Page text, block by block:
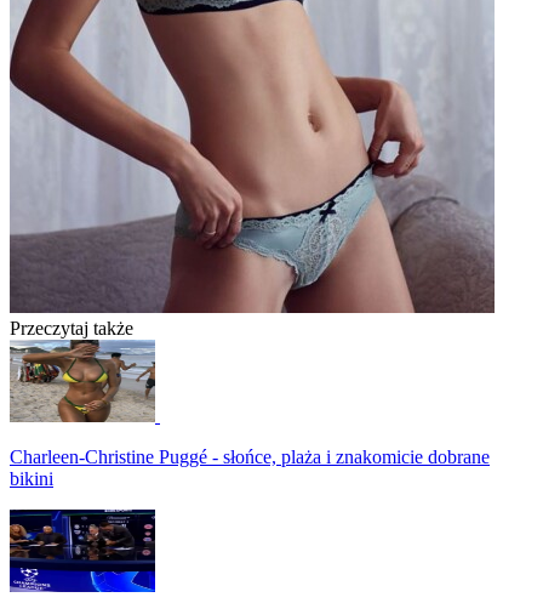
Przeczytaj także
Charleen-Christine Puggé - słońce, plaża i znakomicie dobrane
bikini